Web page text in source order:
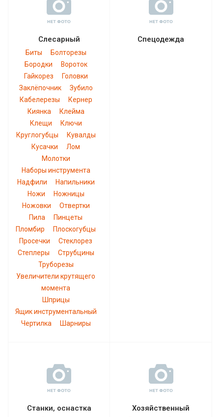
Слесарный
Биты
Болторезы
Бородки
Вороток
Гайкорез
Головки
Заклёпочник
Зубило
Кабелерезы
Кернер
Киянка
Клейма
Клещи
Ключи
Круглогубцы
Кувалды
Кусачки
Лом
Молотки
Наборы инструмента
Надфили
Напильники
Ножи
Ножницы
Ножовки
Отвертки
Пила
Пинцеты
Пломбир
Плоскогубцы
Просечки
Стеклорез
Степлеры
Струбцины
Труборезы
Увеличители крутящего
момента
Шприцы
Ящик инструментальный
Чертилка
Шарниры
Спецодежда
Станки, оснастка Хозяйственный